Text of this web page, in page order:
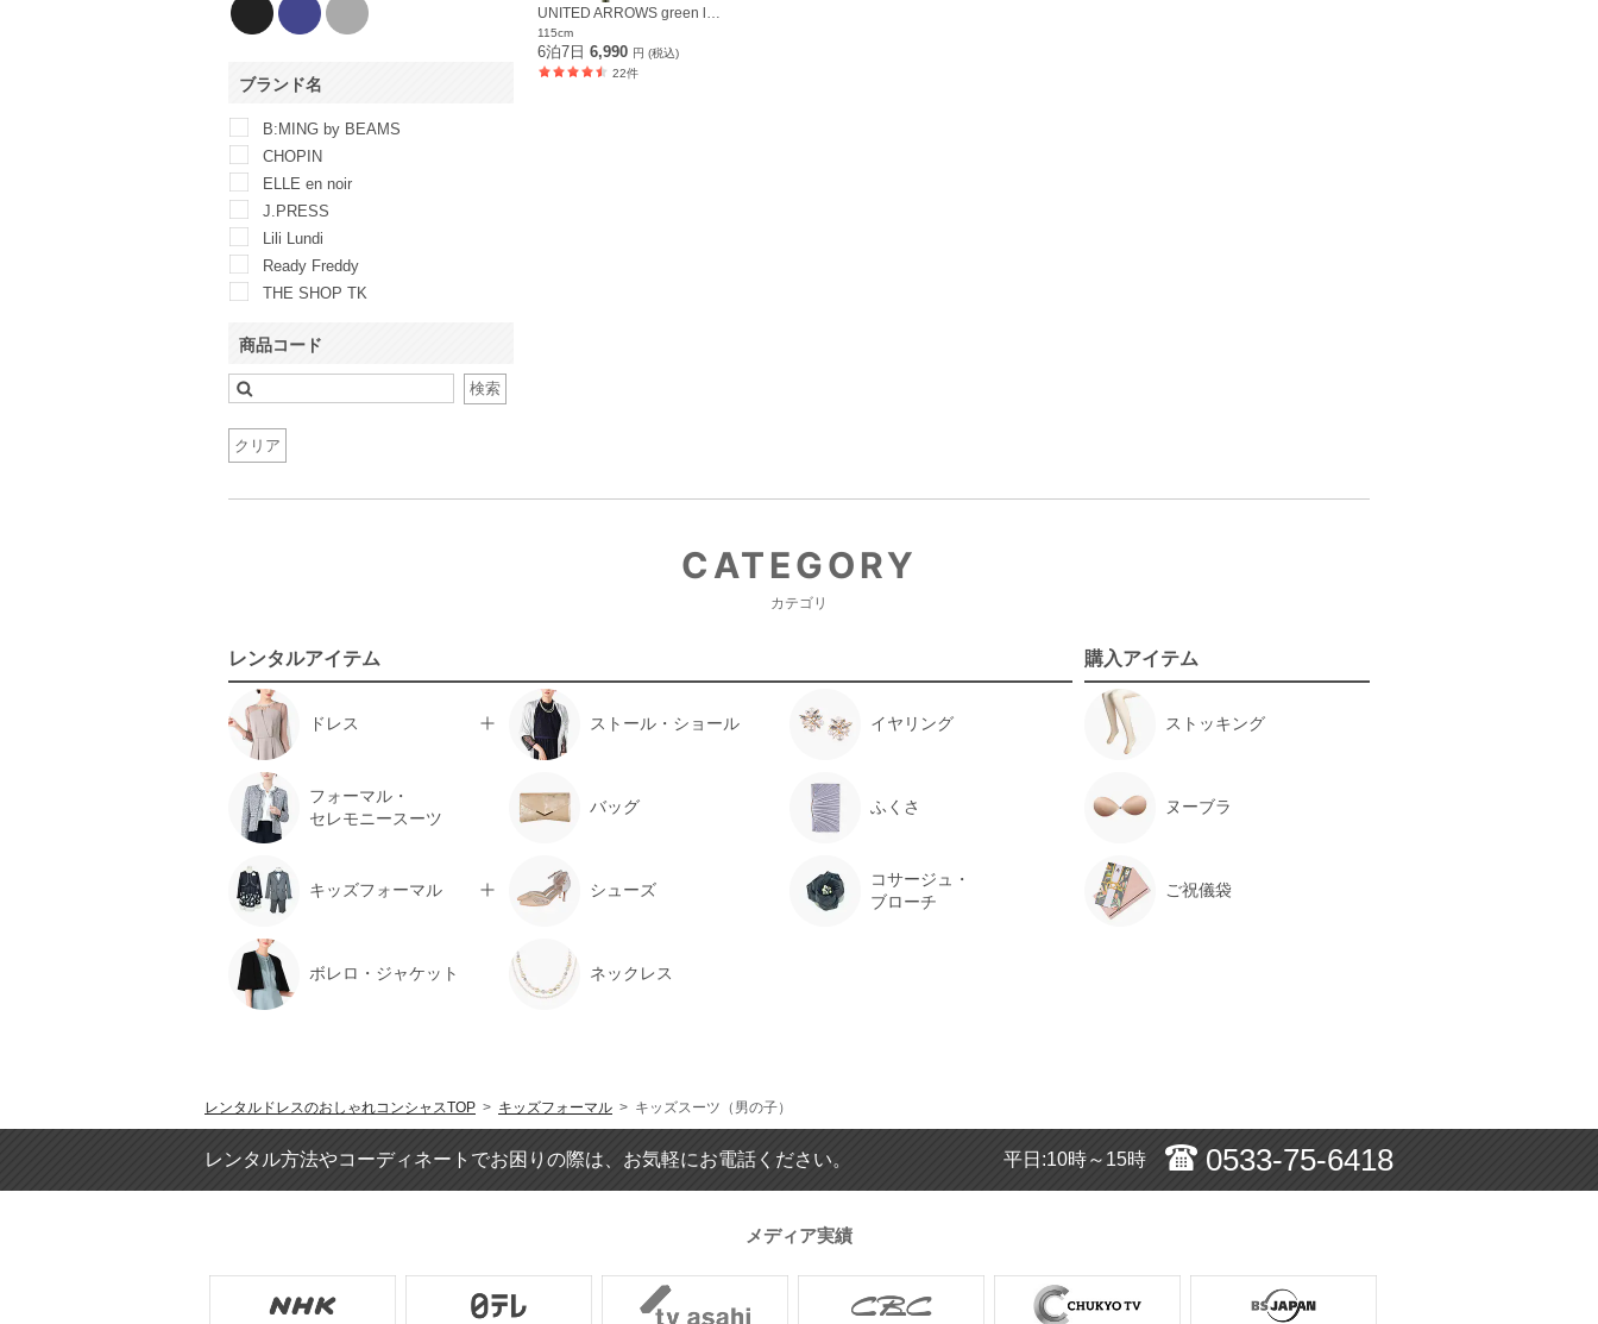
UNITED ARROWS green label relaxing
115cm
6泊7日 6,990 円 (税込)
22件
ブランド名
B:MING by BEAMS
CHOPIN
ELLE en noir
J.PRESS
Lili Lundi
Ready Freddy
THE SHOP TK
relaxing
商品コード
検索
クリア
CATEGORY
カテゴリ
レンタルアイテム
ドレス ストール・ショール イヤリング
フォーマル・
セレモニースーツ
バッグ ふくさ
キッズフォーマル シューズ
コサージュ・
ブローチ
ボレロ・ジャケット ネックレス
購入アイテム
ストッキング
ヌーブラ
ご祝儀袋
レンタルドレスのおしゃれコンシャスTOP > キッズフォーマル > キッズスーツ（男の子）
レンタル方法やコーディネートでお困りの際は、お気軽にお電話ください。 平日:10時～15時 0533-75-6418
メディア実績